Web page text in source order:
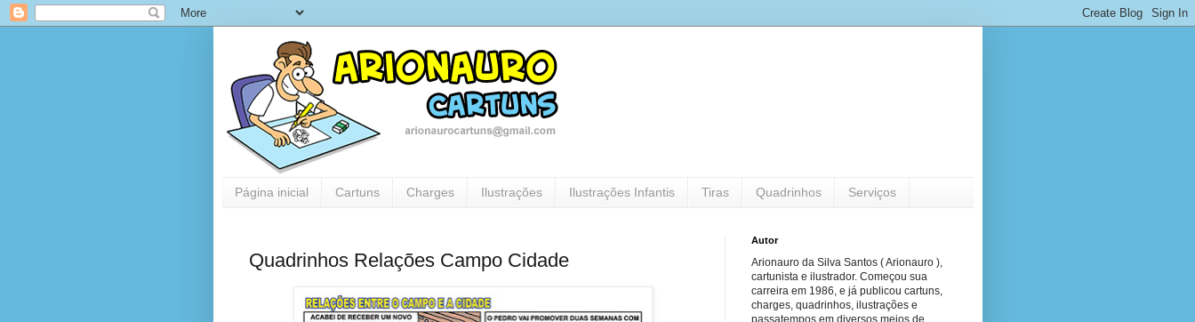
Página inicial Cartuns Charges Ilustrações Ilustrações Infantis Tiras Quadrinhos Serviços
Quadrinhos Relações Campo Cidade
Autor
Arionauro da Silva Santos ( Arionauro ),
cartunista e ilustrador. Começou sua
carreira em 1986, e já publicou cartuns,
charges, quadrinhos, ilustrações e
passatempos em diversos meios de